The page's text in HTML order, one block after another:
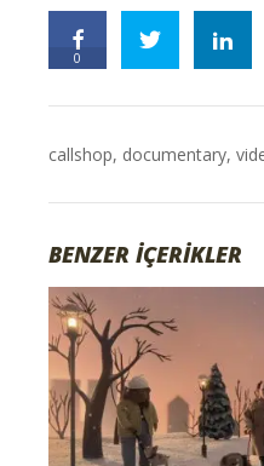
0
callshop, documentary,
BENZER İÇERİKLER